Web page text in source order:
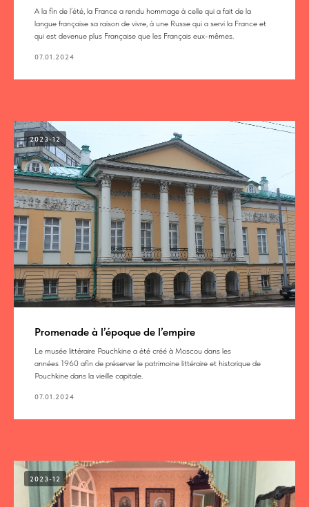
A la fin de l’été, la France a rendu hommage à celle qui a fait de la
langue française sa raison de vivre, à une Russe qui a servi la France et
qui est devenue plus Française que les Français eux-mêmes.
07.01.2024
2023-12
Promenade à l’époque de l’empire
Le musée littéraire Pouchkine a été créé à Moscou dans les
années 1960 afin de préserver le patrimoine littéraire et historique de
Pouchkine dans la vieille capitale.
07.01.2024
2023-12